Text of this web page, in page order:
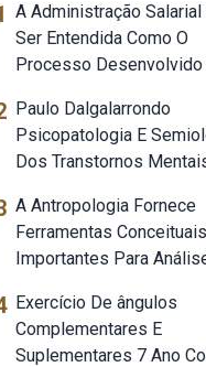
A Administração
Ser Entendida Como O
Processo Desenvolvido
Paulo Dalgalarrondo
Psicopatologia E
Dos Transtornos
A Antropologia Fornece
Ferramentas Conceituais
Importantes Para
Exercício De ângulos
Complementares E
Suplementares 7 Ano